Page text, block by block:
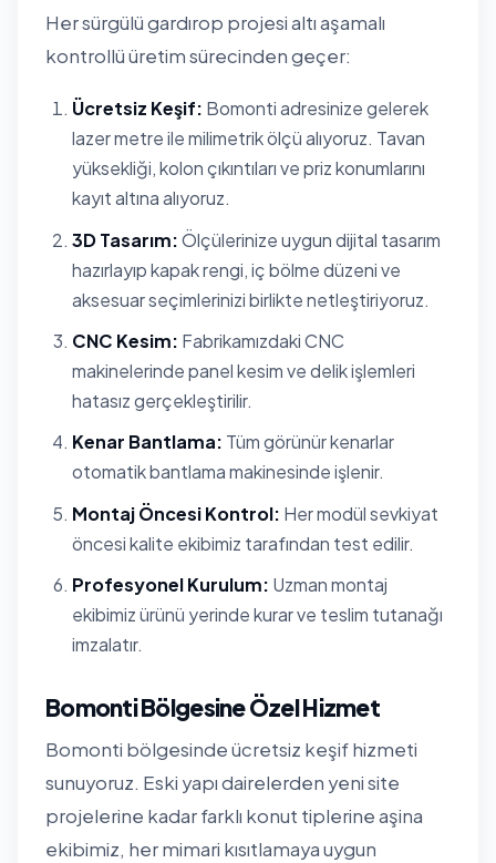
Her sürgülü gardırop projesi altı aşamalı
kontrollü üretim sürecinden geçer:
Ücretsiz Keşif: Bomonti adresinize gelerek
lazer metre ile milimetrik ölçü alıyoruz. Tavan
yüksekliği, kolon çıkıntıları ve priz konumlarını
kayıt altına alıyoruz.
3D Tasarım:Ölçülerinize uygun dijital tasarım
hazırlayıp kapak rengi, iç bölme düzeni ve
aksesuar seçimlerinizi birlikte netleştiriyoruz.
CNC Kesim: Fabrikamızdaki CNC
makinelerinde panel kesim ve delik işlemleri
hatasız gerçekleştirilir.
Kenar Bantlama: Tüm görünür kenarlar
otomatik bantlama makinesinde işlenir.
Montaj Öncesi Kontrol: Her modül sevkiyat
öncesi kalite ekibimiz tarafından test edilir.
Profesyonel Kurulum: Uzman montaj
ekibimiz ürünü yerinde kurar ve teslim tutanağı
imzalatır.
Bomonti Bölgesine Özel Hizmet
Bomonti bölgesinde ücretsiz keşif hizmeti
sunuyoruz. Eski yapı dairelerden yeni site
projelerine kadar farklı konut tiplerine aşina
ekibimiz, her mimari kısıtlamaya uygun